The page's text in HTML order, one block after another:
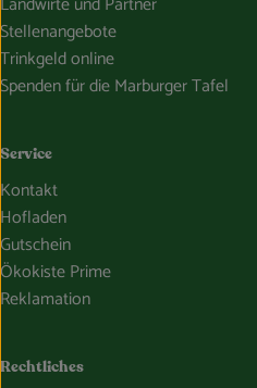
Stellenangebote
Trinkgeld online
Spenden für die Marburger Tafel
Service
Kontakt
Hofladen
Gutschein
Ökokiste Prime
Reklamation
Rechtliches